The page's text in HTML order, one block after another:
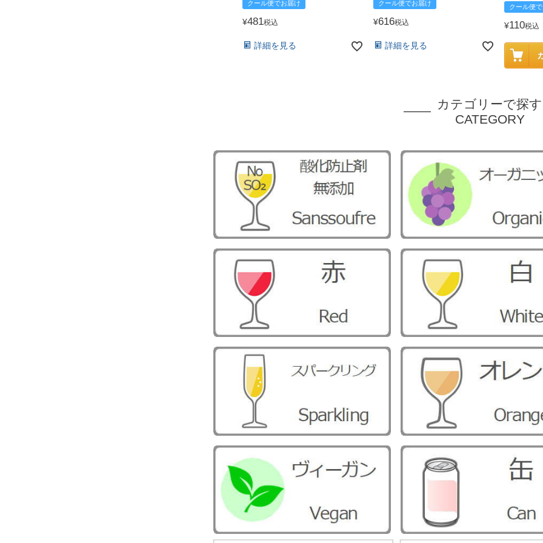
クール便でお届け
¥481税込
詳細を見る
クール便でお届け
¥616税込
詳細を見る
クール便
¥110税込
カテゴリーで探す
CATEGORY